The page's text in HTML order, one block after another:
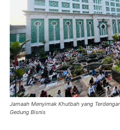
Jamaah Menyimak Khutbah yang
Gedung Bisnis